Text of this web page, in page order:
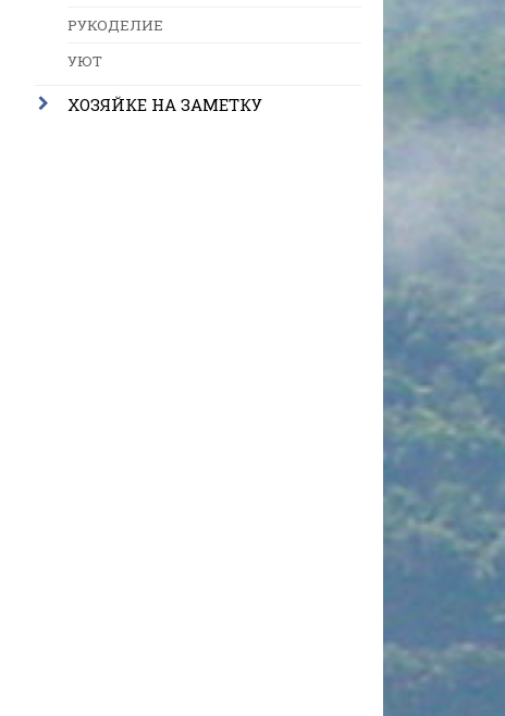
РУКОДЕЛИЕ
УЮТ
ХОЗЯЙКЕ НА ЗАМЕТКУ